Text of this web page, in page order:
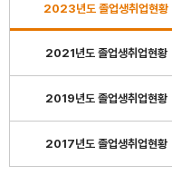
2023년도 졸업생취업현황
2021년도 졸업생취업현황
2019년도 졸업생취업현황
2017년도 졸업생취업현황